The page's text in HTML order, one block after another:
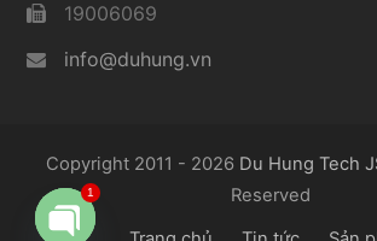
19006069
info@duhung.vn
Copyright 2011 - 2026 Du Hung Tech
Reserved
1